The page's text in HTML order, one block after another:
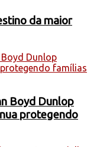
da maior
Boyd Dunlop
protegendo